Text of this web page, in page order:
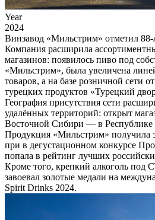
Year
2024
Винзавод «Мильстрим» отметил 88-
Компания расширила
магазинов: появилось пиво под
«Мильстрим», была увеличена
товаров, а на базе розничной сети
турецких продуктов «Турецкий
География присутствия сети
удалённых территорий: открыт
Восточной Сибири — в Республике
Продукция «Мильстрим» получила
при в дегустационном конкурсе
попала в рейтинг лучших
Кроме того, крепкий алкоголь
завоевал золотые медали на
Spirit Drinks 2024.